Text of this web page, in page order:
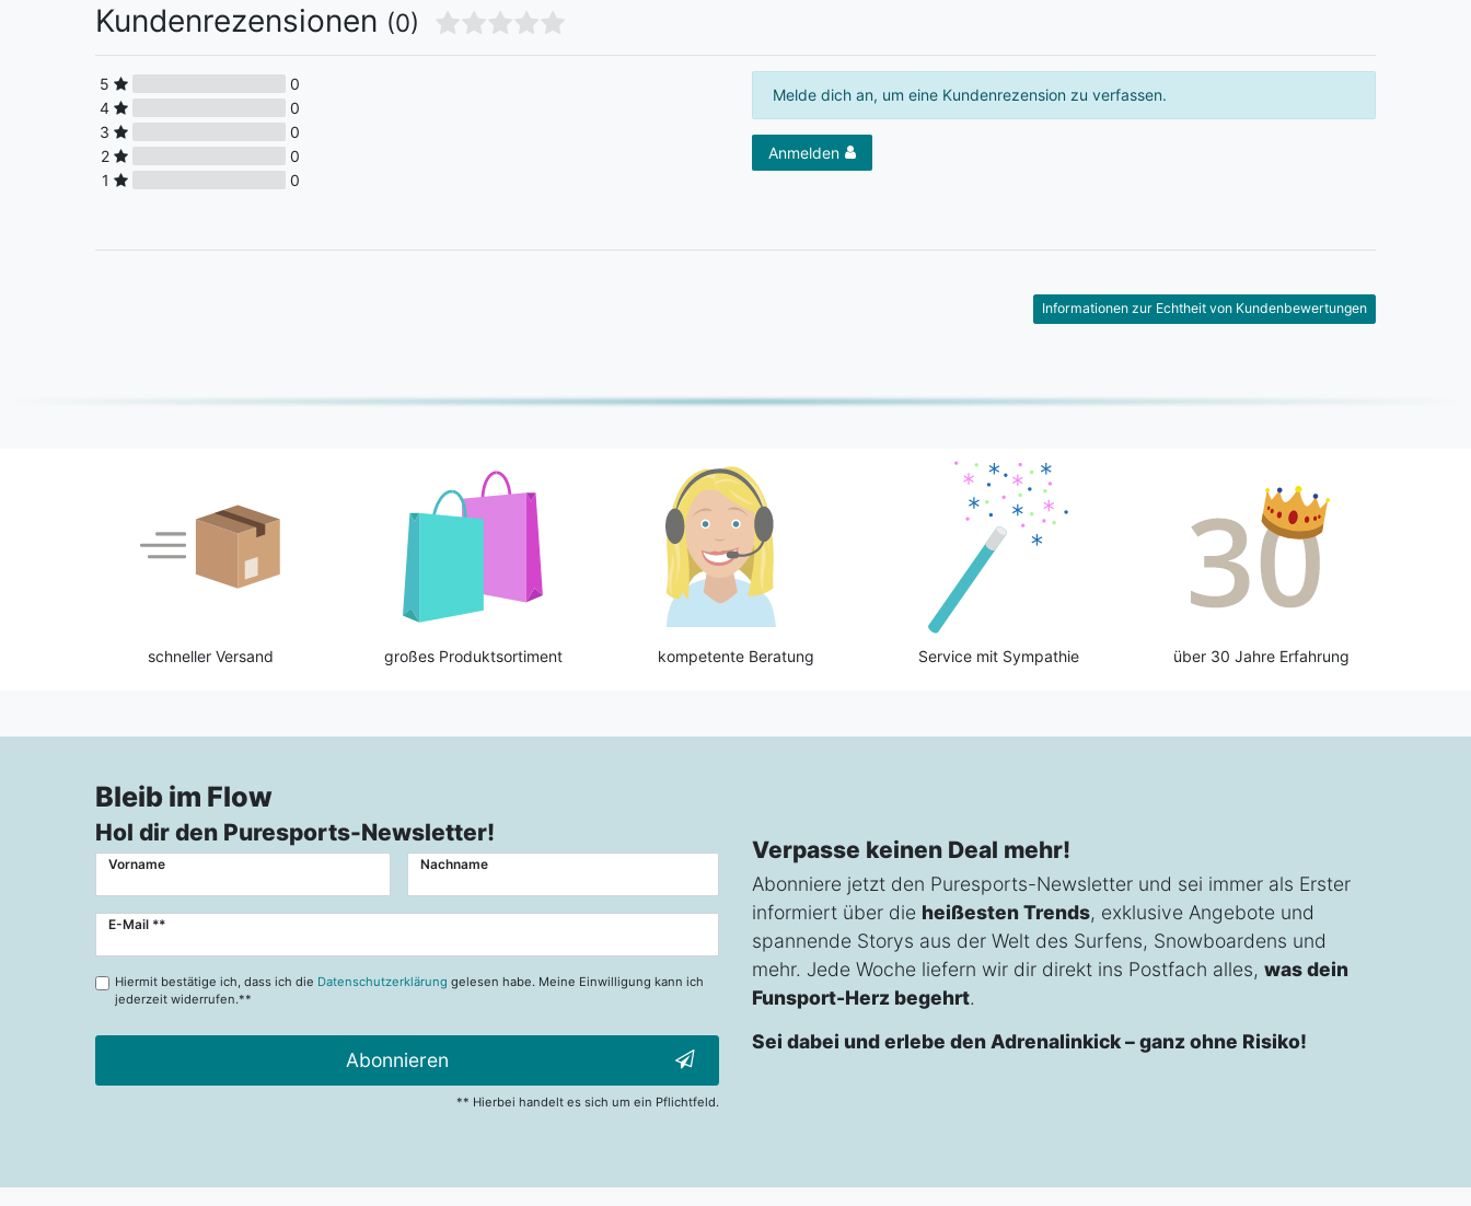
Kundenrezensionen (0)
5
0
4
0
3
0
2
0
1
0
Melde dich an, um eine Kundenrezension zu verfassen.
Anmelden
Informationen zur Echtheit von Kundenbewertungen
schneller Versand großes Produktsortiment kompetente Beratung Service mit Sympathie über 30 Jahre Erfahrung
Bleib im Flow
Hol dir den Puresports-Newsletter!
Vorname Nachname
E-Mail **
Newsletter
Hiermit bestätige ich, dass ich die Datenschutzerklärung gelesen habe. Meine Einwilligung kann ich
jederzeit widerrufen.**
Abonnieren
** Hierbei handelt es sich um ein Pflichtfeld.
Verpasse keinen Deal mehr!
Abonniere jetzt den Puresports-Newsletter und sei immer als Erster
informiert über die heißesten Trends, exklusive Angebote und
spannende Storys aus der Welt des Surfens, Snowboardens und
mehr. Jede Woche liefern wir dir direkt ins Postfach alles, was dein
Funsport-Herz begehrt.
Sei dabei und erlebe den Adrenalinkick – ganz ohne Risiko!